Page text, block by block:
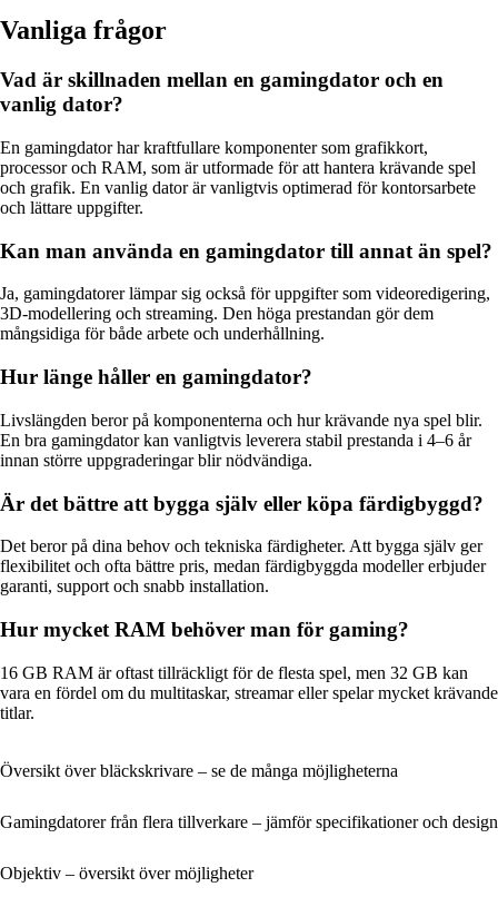
Vanliga frågor
Vad är skillnaden mellan en gamingdator och en
vanlig dator?
En gamingdator har kraftfullare komponenter som grafikkort,
processor och RAM, som är utformade för att hantera krävande spel
och grafik. En vanlig dator är vanligtvis optimerad för kontorsarbete
och lättare uppgifter.
Kan man använda en gamingdator till annat än spel?
Ja, gamingdatorer lämpar sig också för uppgifter som videoredigering,
3D-modellering och streaming. Den höga prestandan gör dem
mångsidiga för både arbete och underhållning.
Hur länge håller en gamingdator?
Livslängden beror på komponenterna och hur krävande nya spel blir.
En bra gamingdator kan vanligtvis leverera stabil prestanda i 4–6 år
innan större uppgraderingar blir nödvändiga.
Är det bättre att bygga själv eller köpa färdigbyggd?
Det beror på dina behov och tekniska färdigheter. Att bygga själv ger
flexibilitet och ofta bättre pris, medan färdigbyggda modeller erbjuder
garanti, support och snabb installation.
Hur mycket RAM behöver man för gaming?
16 GB RAM är oftast tillräckligt för de flesta spel, men 32 GB kan
vara en fördel om du multitaskar, streamar eller spelar mycket krävande
titlar.
Översikt över bläckskrivare – se de många möjligheterna
Gamingdatorer från flera tillverkare – jämför specifikationer och design
Objektiv – översikt över möjligheter